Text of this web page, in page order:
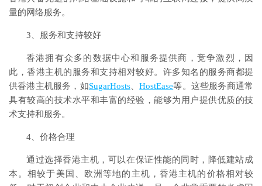
量的网络服务。
3、服务和支持较好
香港拥有众多的数据中心和服务提供商，竞争激烈，因
此，香港主机的服务和支持相对较好。许多知名的服务商都提
供香港主机服务，如SugarHosts、HostEase等。这些服务商通常
具有较高的技术水平和丰富的经验，能够为用户提供优质的技
术支持和服务。
4、价格合理
通过选择香港主机，可以在保证性能的同时，降低建站成
本。相较于美国、欧洲等地的主机，香港主机的价格相对较